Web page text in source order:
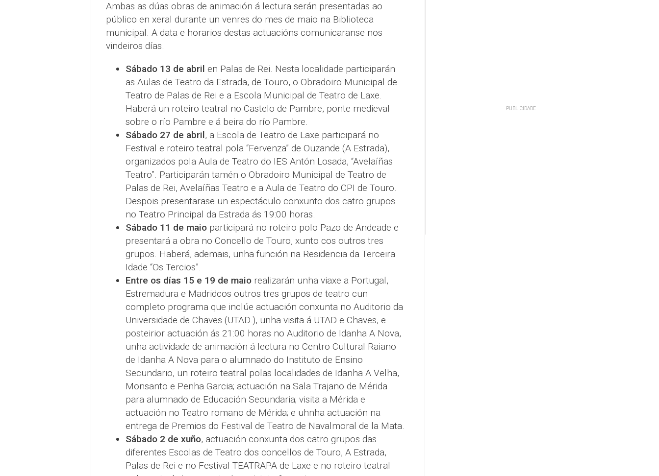
Ambas as dúas obras de animación á lectura serán presentadas ao
público en xeral durante un venres do mes de maio na Biblioteca
municipal. A data e horarios destas actuacións comunicaranse nos
vindeiros días.
Sábado 13 de abril en Palas de Rei. Nesta localidade participarán
as Aulas de Teatro da Estrada, de Touro, o Obradoiro Municipal de
Teatro de Palas de Rei e a Escola Municipal de Teatro de Laxe.
Haberá un roteiro teatral no Castelo de Pambre, ponte medieval
sobre o río Pambre e á beira do río Pambre.
Sábado 27 de abril, a Escola de Teatro de Laxe participará no
Festival e roteiro teatral pola “Fervenza” de Ouzande (A Estrada),
organizados pola Aula de Teatro do IES Antón Losada, “Avelaíñas
Teatro”. Participarán tamén o Obradoiro Municipal de Teatro de
Palas de Rei, Avelaíñas Teatro e a Aula de Teatro do CPI de Touro.
Despois presentarase un espectáculo conxunto dos catro grupos
no Teatro Principal da Estrada ás 19:00 horas.
Sábado 11 de maioparticipará no roteiro polo Pazo de Andeade e
presentará a obra no Concello de Touro, xunto cos outros tres
grupos. Haberá, ademais, unha función na Residencia da Terceira
Idade “Os Tercios”.
Entre os días 15 e 19 de maiorealizarán unha viaxe a Portugal,
Estremadura e Madridcos outros tres grupos de teatro cun
completo programa que inclúe actuación conxunta no Auditorio da
Universidade de Chaves (UTAD.), unha visita á UTAD e Chaves, e
posteirior actuación ás 21:00 horas no Auditorio de Idanha A Nova,
unha actividade de animación á lectura no Centro Cultural Raiano
de Idanha A Nova para o alumnado do Instituto de Ensino
Secundario, un roteiro teatral polas localidades de Idanha A Velha,
Monsanto e Penha Garcia; actuación na Sala Trajano de Mérida
para alumnado de Educación Secundaria; visita a Mérida e
actuación no Teatro romano de Mérida; e uhnha actuación na
entrega de Premios do Festival de Teatro de Navalmoral de la Mata.
Sábado 2 de xuño, actuación conxunta dos catro grupos das
diferentes Escolas de Teatro dos concellos de Touro, A Estrada,
Palas de Rei e no Festival TEATRAPA de Laxe e no roteiro teatral